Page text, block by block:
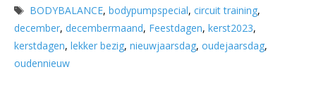
Tags
BODYBALANCE,bodypumpspecial,circuit training,
december, decembermaand, Feestdagen, kerst2023,
kerstdagen, lekker bezig, nieuwjaarsdag, oudejaarsdag,
oudennieuw